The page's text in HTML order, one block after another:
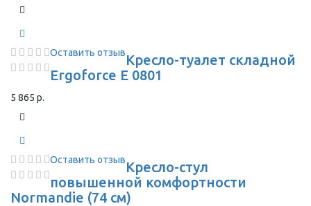
Оставить отзывКресло-туалет складной
Ergoforce E 0801
5 865 р.
Оставить отзывКресло-стул
повышенной комфортности
Normandie (74 см)